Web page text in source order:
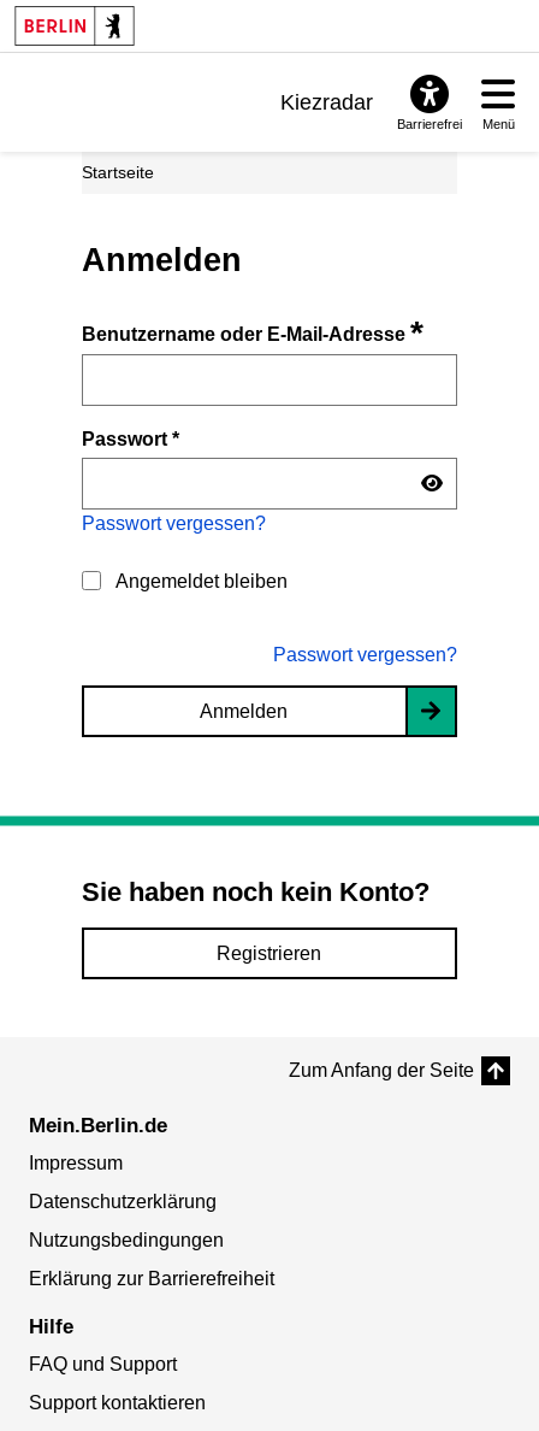
Kiezradar
Barrierefrei Menü
Startseite
Anmelden
Benutzername oder E-Mail-Adresse*
Passwort*
Passwort vergessen?
Angemeldet bleiben
Passwort vergessen?
Anmelden
Sie haben noch kein Konto?
Registrieren
Zum Anfang der Seite
Mein.Berlin.de
Impressum
Datenschutzerklärung
Nutzungsbedingungen
Erklärung zur Barrierefreiheit
Hilfe
FAQ und Support
Support kontaktieren